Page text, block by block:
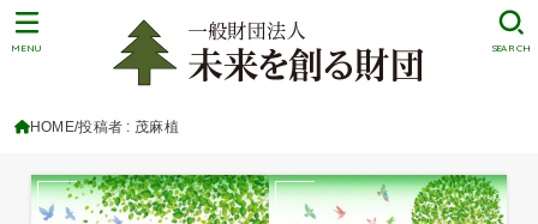
SEARCH
MENU
HOME 投稿者 : 茂麻植